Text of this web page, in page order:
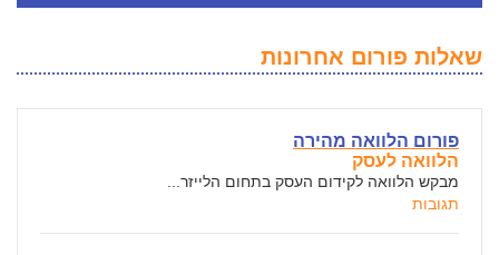
שאלות פורום אחרונות
פורום הלוואה מהירה
הלוואה לעסק
מבקש הלוואה לקידום העסק בתחום הלייזר...
תגובות